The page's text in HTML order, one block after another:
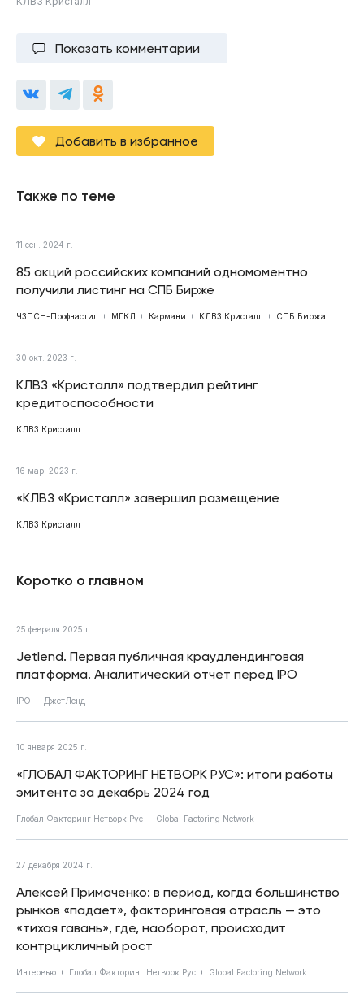
Показать комментарии
Добавить в избранное
Также по теме
11 сен. 2024 г.
85 акций российских компаний одномоментно
получили листинг на СПБ Бирже
ЧЗПСН-Профнастил МГКЛ Кармани КЛВЗ Кристалл СПБ Биржа
30 окт. 2023 г.
КЛВЗ «Кристалл» подтвердил рейтинг
кредитоспособности
КЛВЗ Кристалл
16 мар. 2023 г.
«КЛВЗ «Кристалл» завершил размещение
КЛВЗ Кристалл
Коротко о главном
25 февраля 2025 г.
Jetlend. Первая публичная краудлендинговая
платформа. Аналитический отчет перед IPO
IPO ДжетЛенд
10 января 2025 г.
«ГЛОБАЛ ФАКТОРИНГ НЕТВОРК РУС»: итоги работы
эмитента за декабрь 2024 год
Глобал Факторинг Нетворк Рус Global Factoring Network
27 декабря 2024 г.
Алексей Примаченко: в период, когда большинство
рынков «падает», факторинговая отрасль — это
«тихая гавань», где, наоборот, происходит
контрцикличный рост
Интервью Глобал Факторинг Нетворк Рус Global Factoring Network